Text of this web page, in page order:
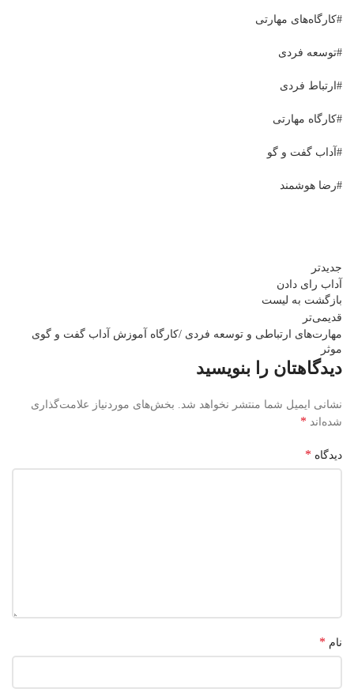
#کارگاه‌های مهارتی
#توسعه فردی
#ارتباط فردی
#کارگاه مهارتی
#آداب گفت و گو
#رضا هوشمند
جدیدتر
آداب رای دادن
بازگشت بە لیست
قدیمی‌تر
مهارت‌های ارتباطی و توسعه فردی /کارگاه آموزش آداب گفت و گوی
موثر
دیدگاهتان را بنویسید
نشانی ایمیل شما منتشر نخواهد شد.
بخش‌های موردنیاز علامت‌گذاری
شده‌اند *
دیدگاه *
نام *